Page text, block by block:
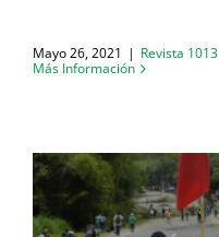
Mayo 26, 2021 | Revista 1013
Más Información